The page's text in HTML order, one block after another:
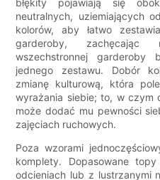
błękity pojawiają się
neutralnych, uziemiających
kolorów, aby łatwo
garderoby, zachęcając
wszechstronnej garderoby
jednego zestawu. Dobór
zmianę kulturową, która
wyrażania siebie; to, w czym
może dodać mu pewności
zajęciach ruchowych.
Poza wzorami
komplety. Dopasowane
odcieniach lub z lustrzanymi